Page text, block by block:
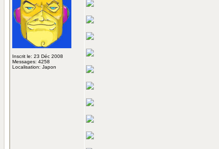
Inscrit le: 23 Déc 2008
Messages: 4258
Localisation: Japon